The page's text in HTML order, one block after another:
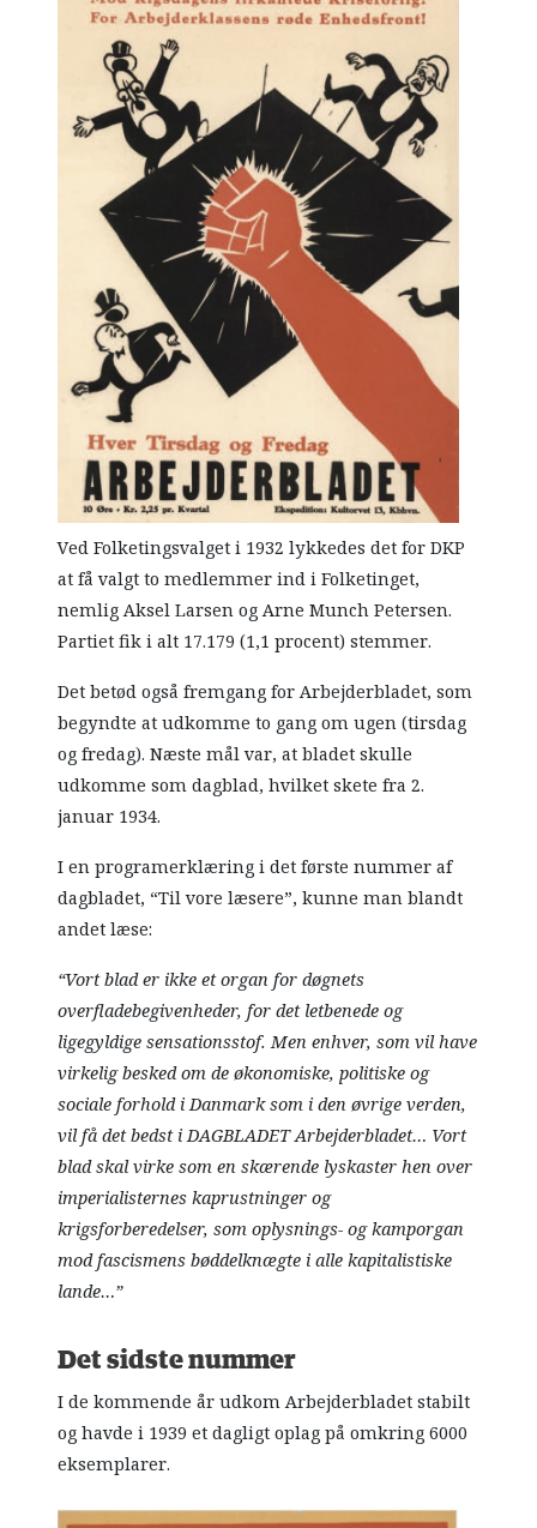
Ved Folketingsvalget i 1932 lykkedes det for DKP
at få valgt to medlemmer ind i Folketinget,
nemlig Aksel Larsen og Arne Munch Petersen.
Partiet fik i alt 17.179 (1,1 procent) stemmer.
Det betød også fremgang for Arbejderbladet, som
begyndte at udkomme to gang om ugen (tirsdag
og fredag). Næste mål var, at bladet skulle
udkomme som dagblad, hvilket skete fra 2.
januar 1934.
I en programerklæring i det første nummer af
dagbladet, “Til vore læsere”, kunne man blandt
andet læse:
“Vort blad er ikke et organ for døgnets
overfladebegivenheder, for det letbenede og
ligegyldige sensationsstof. Men enhver, som vil have
virkelig besked om de økonomiske, politiske og
sociale forhold i Danmark som i den øvrige verden,
vil få det bedst i DAGBLADET Arbejderbladet… Vort
blad skal virke som en skærende lyskaster hen over
imperialisternes kaprustninger og
krigsforberedelser, som oplysnings- og kamporgan
mod fascismens bøddelknægte i alle kapitalistiske
lande…”
Det sidste nummer
I de kommende år udkom Arbejderbladet stabilt
og havde i 1939 et dagligt oplag på omkring 6000
eksemplarer.